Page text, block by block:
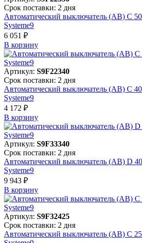
Срок поставки: 2 дня
Автоматический выключатель (АВ) C
Systeme9
6 051 ₽
В корзинy
Артикул: S9F22340
Срок поставки: 2 дня
Автоматический выключатель (АВ) C
Systeme9
4 172 ₽
В корзинy
Артикул: S9F33340
Срок поставки: 2 дня
Автоматический выключатель (АВ) D
Systeme9
9 943 ₽
В корзинy
Артикул: S9F32425
Срок поставки: 2 дня
Автоматический выключатель (АВ) C